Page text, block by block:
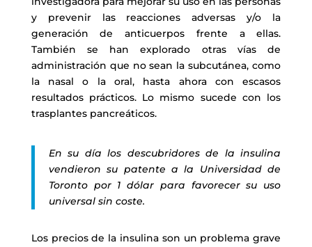
y prevenir las reacciones adversas y/o la
generación de anticuerpos frente a ellas.
También se han explorado otras vías de
administración que no sean la subcutánea, como
la nasal o la oral, hasta ahora con escasos
resultados prácticos. Lo mismo sucede con los
trasplantes pancreáticos.
En su día los descubridores de la insulina
vendieron su patente a la Universidad de
Toronto por 1 dólar para favorecer su uso
universal sin coste.
Los precios de la insulina son un problema grave